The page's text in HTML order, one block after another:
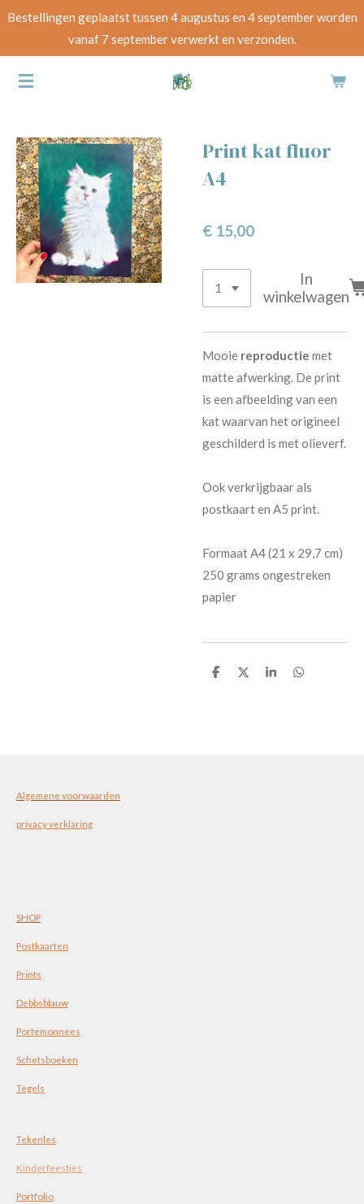
Ga
de
Bestellingen geplaatst tussen 4 augustus en 4 september worden
vanaf 7 september verwerkt en verzonden.
Print kat fluor
A4
€ 15,00
In
winkelwagen
Mooie reproductie met
matte afwerking. De print
is een afbeelding van een
kat waarvan het origineel
geschilderd is met olieverf.
Ook verkrijgbaar als
postkaart en A5 print.
Formaat A4 (21 x 29,7 cm)
250 grams ongestreken
papier
D
D
S
D
Algemene voorwaarden
privacy verklaring
SHOP
Postkaarten
Prints
Debbsblauw
Portemonnees
Schetsboeken
Tegels
Tekenles
Kinderfeestjes
Portfolio